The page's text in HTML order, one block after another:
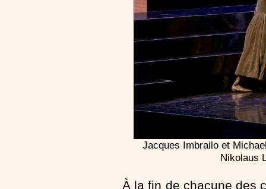
Jacques Imbrailo et
Nikolaus
À la fin de chacune des